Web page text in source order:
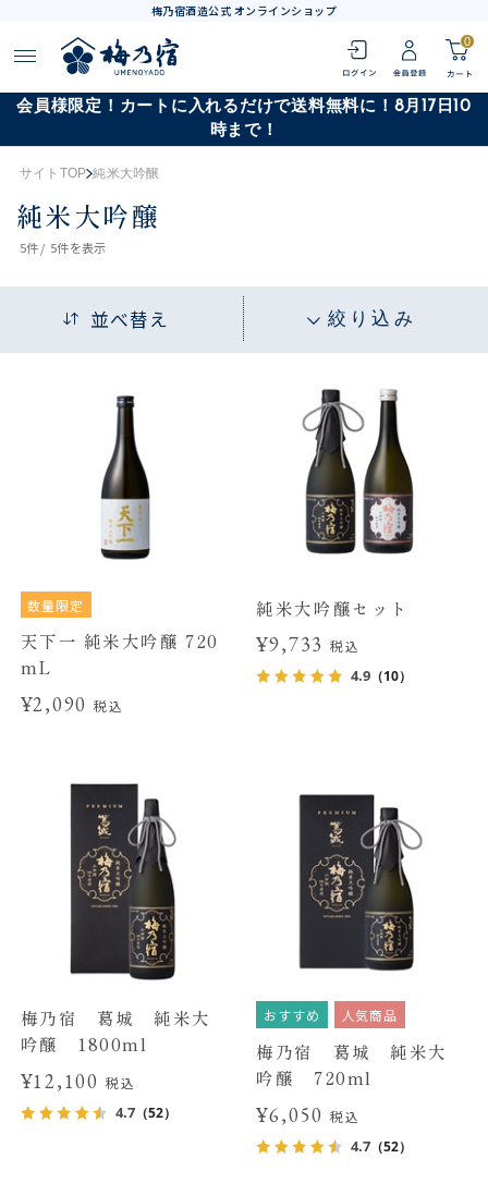
梅乃宿酒造公式 オンラインショップ
0
会員様限定！カートに入れるだけで送料無料に！8月17日10
時まで！
サイトTOP 純米大吟醸
純米大吟醸
5件 / 5件を表示
並べ替え 絞り込み
数量限定
天下一 純米大吟醸 720
mL
¥2,090税込
純米大吟醸セット
¥9,733 税込
4.9 （10）
梅乃宿 葛城 純米大
吟醸 1800ml
¥12,100 税込
4.7（52）
おすすめ 人気商品
梅乃宿 葛城 純米大
吟醸 720ml
¥6,050 税込
4.7 （52）